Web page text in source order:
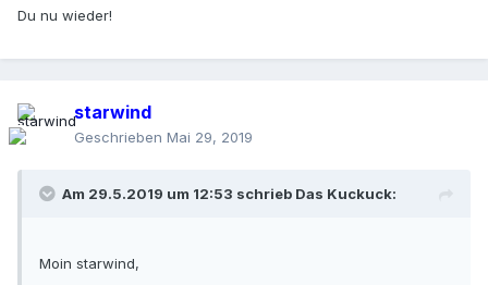
Du nu wieder!
starwind
Geschrieben Mai 29, 2019
Am 29.5.2019 um 12:53 schrieb Das Kuckuck:
Moin starwind,